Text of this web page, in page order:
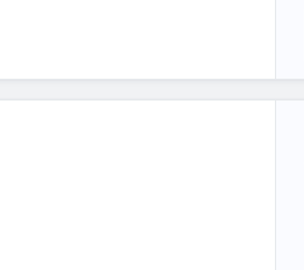
της Ελληνικής
Βελονισμού και της
και ιταλικά.